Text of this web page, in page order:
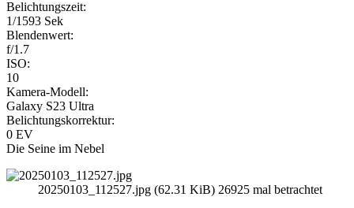
Belichtungszeit:
1/1593 Sek
Blendenwert:
f/1.7
ISO:
10
Kamera-Modell:
Galaxy S23 Ultra
Belichtungskorrektur:
0 EV
Die Seine im Nebel
20250103_112527.jpg (62.31 KiB) 26925 mal betrachtet